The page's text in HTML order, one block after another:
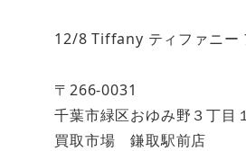
12/8 Tiffany ティファニー
〒266-0031
千葉市緑区おゆみ野３丁目
買取市場 鎌取駅前店